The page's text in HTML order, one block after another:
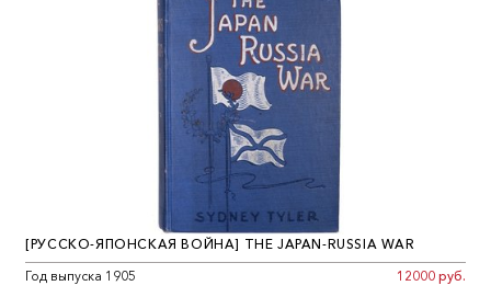
[РУССКО-ЯПОНСКАЯ ВОЙНА] THE JAPAN-RUSSIA WAR
Год выпуска 1905
12000 руб.